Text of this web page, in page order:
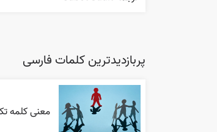
پربازدیدترین کلمات فارسی
معنی کلمه